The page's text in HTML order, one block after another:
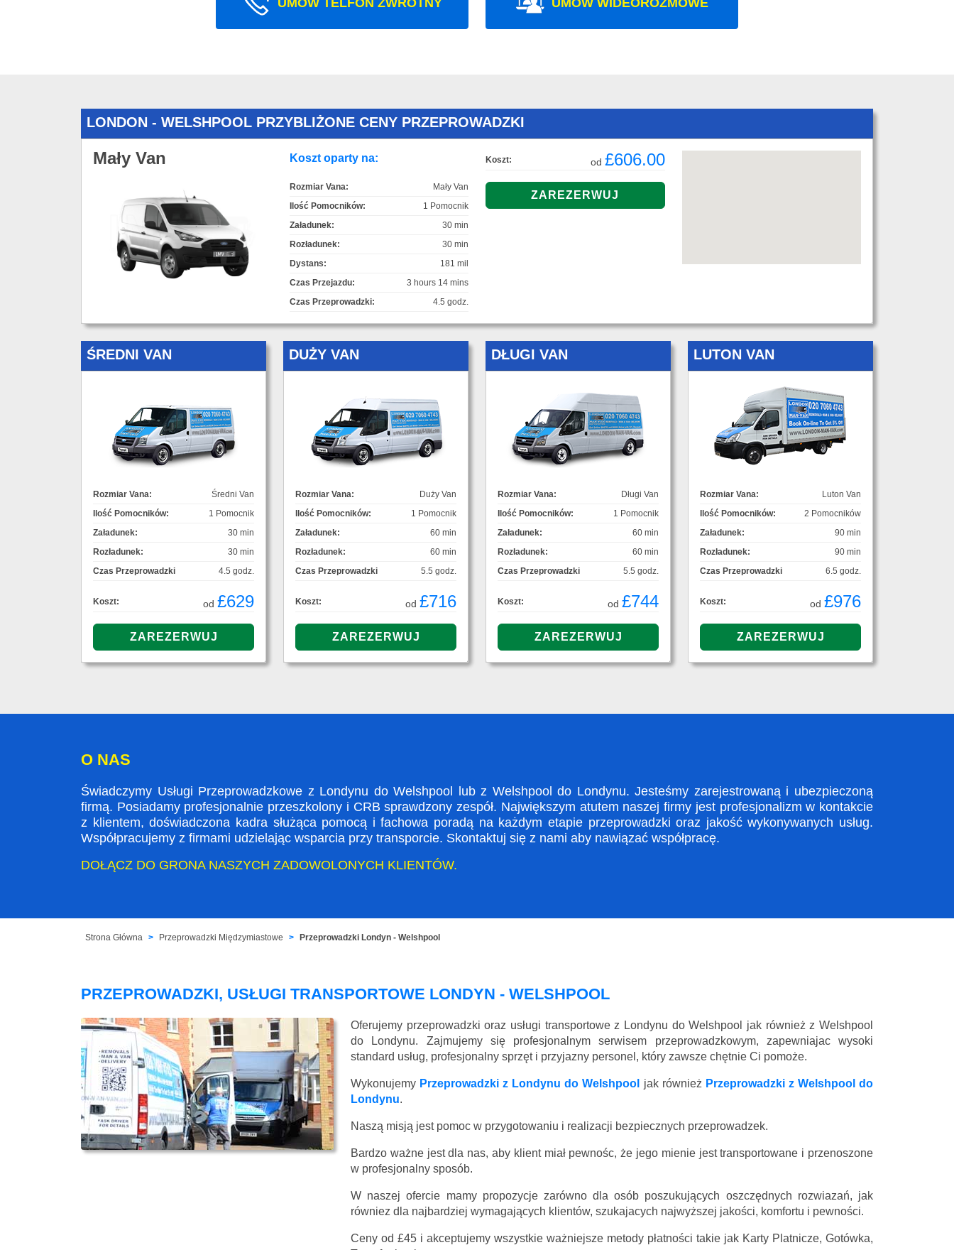
LONDON - WELSHPOOL PRZYBLIŻONE CENY PRZEPROWADZKI
Mały Van Koszt oparty na:
Rozmiar Vana:
Mały Van
Ilość Pomocników:
1 Pomocnik
Załadunek:
30 min
Rozładunek:
30 min
Dystans:
181 mil
Czas Przejazdu:
3 hours 14 mins
Czas Przeprowadzki:
4.5 godz.
Koszt: od £606.00
ŚREDNI VAN
Rozmiar Vana:
Średni Van
Ilość Pomocników:
1 Pomocnik
Załadunek:
30 min
Rozładunek:
30 min
Czas Przeprowadzki
4.5 godz.
Koszt: od £629
DUŻY VAN
Rozmiar Vana:
Duży Van
Ilość Pomocników:
1 Pomocnik
Załadunek:
60 min
Rozładunek:
60 min
Czas Przeprowadzki
5.5 godz.
Koszt: od £716
DŁUGI VAN
Rozmiar Vana:
Długi Van
Ilość Pomocników:
1 Pomocnik
Załadunek:
60 min
Rozładunek:
60 min
Czas Przeprowadzki
5.5 godz.
Koszt: od £744
LUTON VAN
Rozmiar Vana:
Luton Van
Ilość Pomocników:
2 Pomocników
Załadunek:
90 min
Rozładunek:
90 min
Czas Przeprowadzki
6.5 godz.
Koszt: od £976
O NAS
Świadczymy Usługi Przeprowadzkowe z Londynu do Welshpool lub z Welshpool do Londynu. Jesteśmy zarejestrowaną i ubezpieczoną
firmą. Posiadamy profesjonalnie przeszkolony i CRB sprawdzony zespół. Największym atutem naszej firmy jest profesjonalizm w kontakcie
z klientem, doświadczona kadra służąca pomocą i fachowa poradą na każdym etapie przeprowadzki oraz jakość wykonywanych usług.
Współpracujemy z firmami udzielając wsparcia przy transporcie. Skontaktuj się z nami aby nawiązać współpracę.
DOŁĄCZ DO GRONA NASZYCH ZADOWOLONYCH KLIENTÓW.
Strona Główna Przeprowadzki Międzymiastowe Przeprowadzki Londyn - Welshpool
PRZEPROWADZKI, USŁUGI TRANSPORTOWE LONDYN - WELSHPOOL
Oferujemy przeprowadzki oraz usługi transportowe z Londynu do Welshpool jak również z Welshpool
do Londynu. Zajmujemy się profesjonalnym serwisem przeprowadzkowym, zapewniajac wysoki
standard usług, profesjonalny sprzęt i przyjazny personel, który zawsze chętnie Ci pomoże.
Wykonujemy Przeprowadzki z Londynu do Welshpool jak również Przeprowadzki z Welshpool do
Londynu.
Naszą misją jest pomoc w przygotowaniu i realizacji bezpiecznych przeprowadzek.
Bardzo ważne jest dla nas, aby klient miał pewnośc, że jego mienie jest transportowane i przenoszone
w profesjonalny sposób.
W naszej ofercie mamy propozycje zarówno dla osób poszukujących oszczędnych rozwiazań, jak
równiez dla najbardziej wymagających klientów, szukajacych najwyższej jakości, komfortu i pewności.
Ceny od £45 i akceptujemy wszystkie ważniejsze metody płatności takie jak Karty Platnicze, Gotówka,